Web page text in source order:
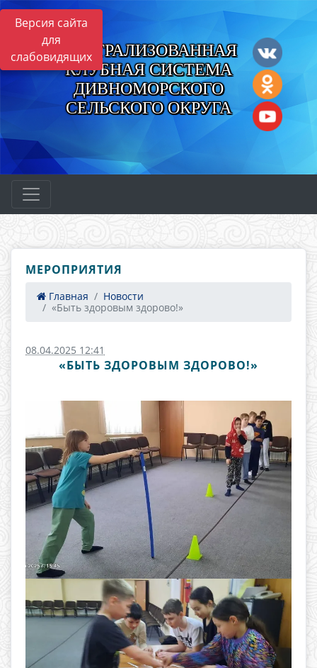
Версия сайта
для
слабовидящихЦЕНТРАЛИЗОВАННАЯ
КЛУБНАЯ СИСТЕМА
ДИВНОМОРСКОГО
СЕЛЬСКОГО ОКРУГА
МЕРОПРИЯТИЯ
Главная
Новости
«Быть здоровым здорово!»
08.04.2025 12:41
«БЫТЬ ЗДОРОВЫМ ЗДОРОВО!»